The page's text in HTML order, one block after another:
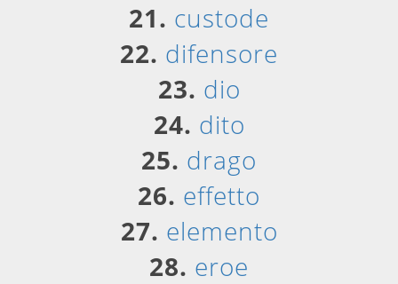
21. custode
22. difensore
23. dio
24. dito
25. drago
26. effetto
27. elemento
28. eroe